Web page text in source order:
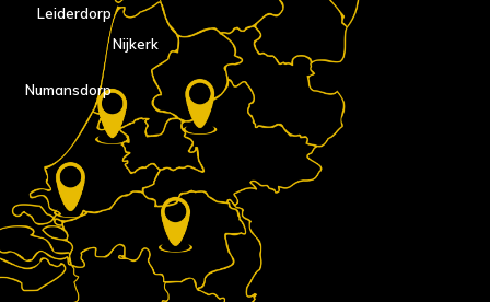
Nijkerk
Numansdorp
Leiderdorp